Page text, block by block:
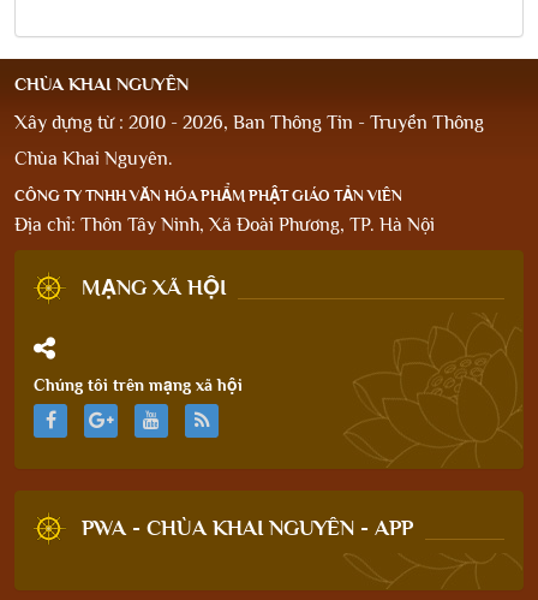
CHÙA KHAI NGUYÊN
Xây dựng từ : 2010 - 2026, Ban Thông Tin - Truyền Thông
Chùa Khai Nguyên.
CÔNG TY TNHH VĂN HÓA PHẨM PHẬT GIÁO TẢN VIÊN
Địa chỉ: Thôn Tây Ninh, Xã Đoài Phương, TP. Hà Nội
MẠNG XÃ HỘI
Chúng tôi trên mạng xã hội
PWA - CHÙA KHAI NGUYÊN - APP